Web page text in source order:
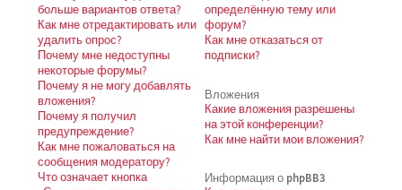
больше вариантов ответа?
Как мне отредактировать или
удалить опрос?
Почему мне недоступны
некоторые форумы?
Почему я не могу добавлять
вложения?
Почему я получил
предупреждение?
Как мне пожаловаться на
сообщения модератору?
Что означает кнопка
определённую тему или
форум?
Как мне отказаться от
подписки?
Вложения
Какие вложения разрешены
на этой конференции?
Как мне найти мои вложения?
Информация о phpBB3